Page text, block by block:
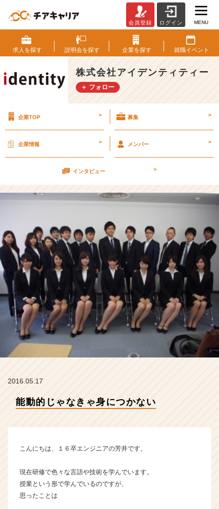
動
的
じ
ゃ
な
き
つ
い
【株
会
社
デ
ン
テ
ィ
テ
ィ
ー
の
タ
イ
ム
イ
ン
チ
ー・
長
業
会員登録 ログイン MENU
求人を探す 説明会を探す 企業を探す 就職イベント
株式会社アイデンティティー
＋ フォロー
企業TOP > 募集 >
企業情報 > メンバー >
インタビュー >
2016.05.17
能動的じゃなきゃ身につかない
こんにちは、１６卒エンジニアの芳井です。
現在研修で色々な言語や技術を学んでいます。
授業という形で学んでいるのですが、
思ったことは